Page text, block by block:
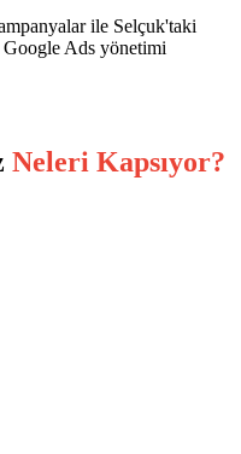
ile Selçuk'taki
Google Ads yönetimi
Neleri Kapsıyor?